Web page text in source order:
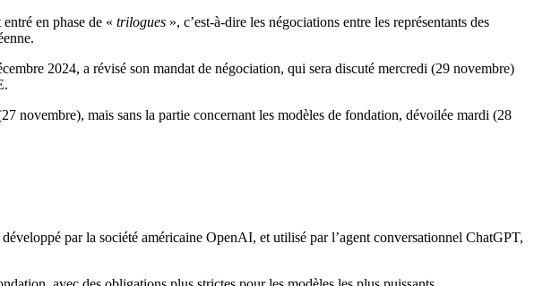
en phase de « trilogues », c’est-à-dire les négociations entre les représentants des
2024, a révisé son mandat de négociation, qui sera discuté mercredi (29 novembre)
novembre), mais sans la partie concernant les modèles de fondation, dévoilée mardi (28
par la société américaine OpenAI, et utilisé par l’agent conversationnel ChatGPT,